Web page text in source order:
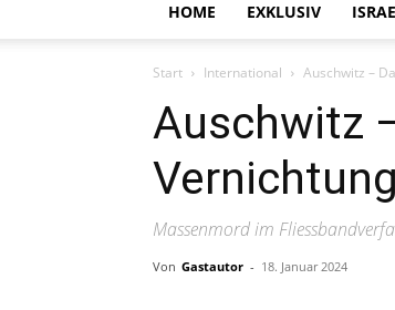
HOME EXKLUSIV
Start International Auschwitz –
Auschwitz
Massenmord im
Von Gastautor - 18. Januar 2024